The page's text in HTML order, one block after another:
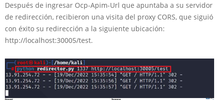
Después de ingresar Ocp-Apim-Url que apuntaba a su servidor
de redirección, recibieron una visita del proxy CORS, que siguió
con éxito su redirección a la siguiente ubicación:
http://localhost:30005/test.